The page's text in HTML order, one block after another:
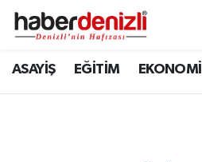
ASAYİŞ EĞİTİM EKONOMİ
Denizli Nöbetçi Eczaneler